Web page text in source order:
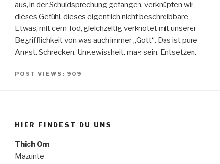
aus, in der Schuldsprechung gefangen, verknüpfen wir
dieses Gefühl, dieses eigentlich nicht beschreibbare
Etwas, mit dem Tod, gleichzeitig verknotet mit unserer
Begrifflichkeit von was auch immer „Gott“. Das ist pure
Angst. Schrecken, Ungewissheit, mag sein, Entsetzen.
POST VIEWS: 909
HIER FINDEST DU UNS
Thich Om
Mazunte